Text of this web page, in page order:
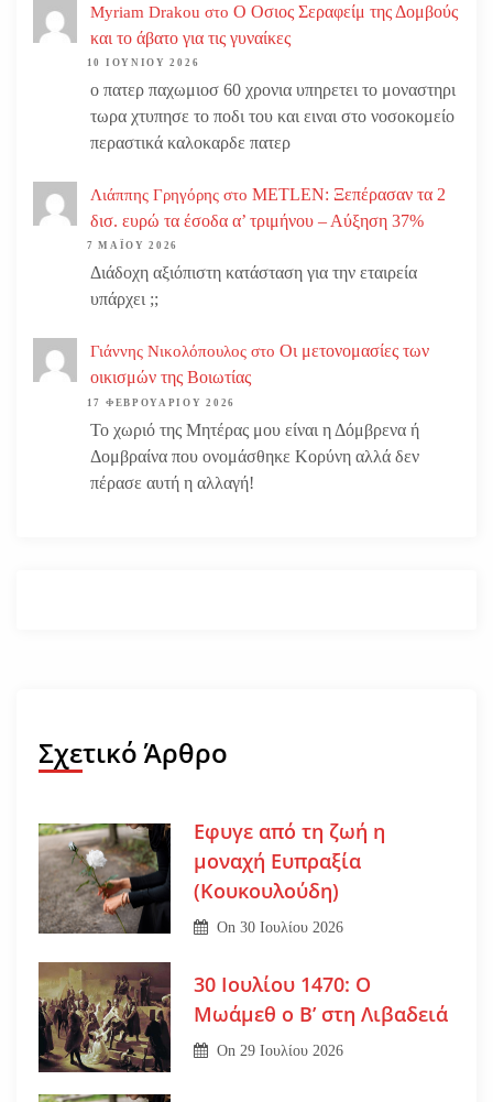
Myriam Drakou στο Ο Οσιος Σεραφείμ της Δομβούς
και το άβατο για τις γυναίκες
10 ΙΟΥΝΊΟΥ 2026
ο πατερ παχωμιοσ 60 χρονια υπηρετει το μοναστηρι
τωρα χτυπησε το ποδι του και ειναι στο νοσοκομείο
περαστικά καλοκαρδε πατερ
Λιάππης Γρηγόρης στο METLEN: Ξεπέρασαν τα 2
δισ. ευρώ τα έσοδα α’ τριμήνου – Αύξηση 37%
7 ΜΑΪ́ΟΥ 2026
Διάδοχη αξιόπιστη κατάσταση για την εταιρεία
υπάρχει ;;
Γιάννης Νικολόπουλος στο Οι μετονομασίες των
οικισμών της Βοιωτίας
17 ΦΕΒΡΟΥΑΡΊΟΥ 2026
Το χωριό της Μητέρας μου είναι η Δόμβρενα ή
Δομβραίνα που ονομάσθηκε Κορύνη αλλά δεν
πέρασε αυτή η αλλαγή!
Σχετικό Άρθρο
Εφυγε από τη ζωή η
μοναχή Ευπραξία
(Κουκουλούδη)
On30 Ιουλίου 2026
30 Ιουλίου 1470: Ο
Μωάμεθ ο Β’ στη Λιβαδειά
On29 Ιουλίου 2026